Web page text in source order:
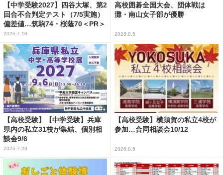
【中学受験2027】四谷大塚、第2
回合不合判定テスト（7/5実施）
偏差値…筑駒74・桜蔭70＜PR＞
2026.7.10
高校囲碁全国大会、団体戦は
灘・南山女子部が優勝
2026.8.5
【高校受験】【中学受験】兵庫
県内の私立31校が集結、個別相
談会9/6
2026.7.28
【高校受験】横須賀の私立4校が
参加…合同相談会10/12
2026.8.5